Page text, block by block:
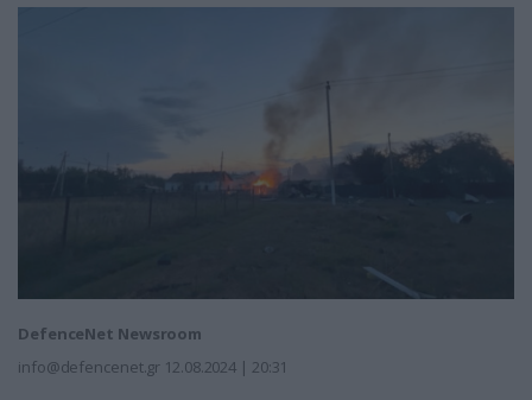
DefenceNet Newsroom
info@defencenet.gr 12.08.2024 | 20:31